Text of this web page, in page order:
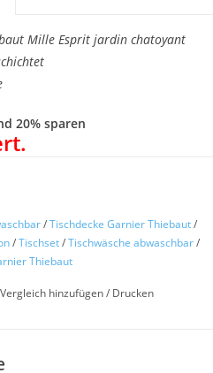
Mille Esprit jardin chatoyant
20% sparen
Herstellers.
MilleEspritjardin
mit hochwertiger
/Tischdecke Garnier Thiebaut/
/Tischset/Tischwäsche abwaschbar/
Thiebaut
hinzufügen/ Drucken